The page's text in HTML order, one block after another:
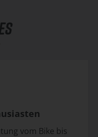
vom Bike bis